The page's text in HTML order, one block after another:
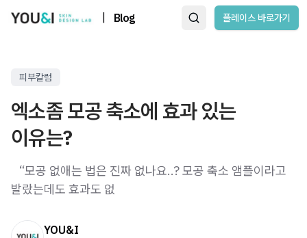
Blog 플레이스 바로가기
피부칼럼
엑소좀 모공 축소에 효과 있는
이유는?
​ ​ ​ “모공 없애는 법은 진짜 없나요..? 모공 축소 앰플이라고
발랐는데도 효과도 없
YOU&I